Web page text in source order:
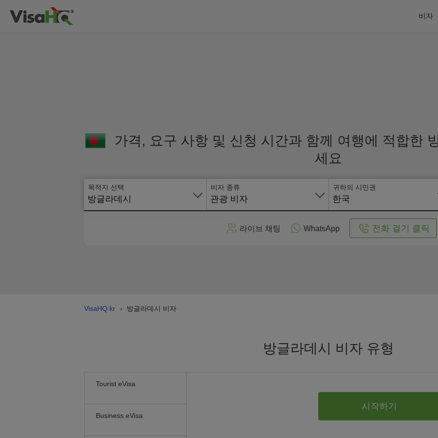
비자
가격, 요구 사항 및 신청 시간과 함께 여행에 적합한
세요
목적지 선택
방글라데시
비자 종류
관광 비자
귀하의 시민권
한국
라이브 채팅 WhatsApp 전화 걸기 클릭
VisaHQ.kr › 방글라데시 비자
방글라데시 비자 유형
Tourist eVisa
Business eVisa
시작하기